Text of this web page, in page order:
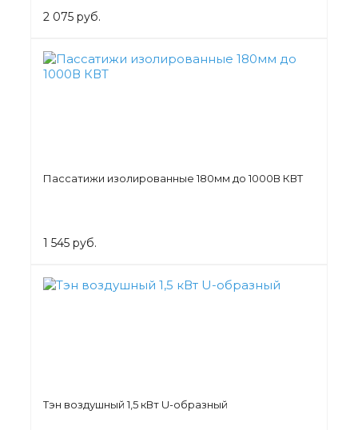
2 075 руб.
Пассатижи изолированные 180мм до 1000В КВТ
1 545 руб.
Тэн воздушный 1,5 кВт U-образный